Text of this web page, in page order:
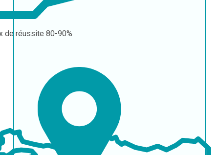
de réussite 80-90%